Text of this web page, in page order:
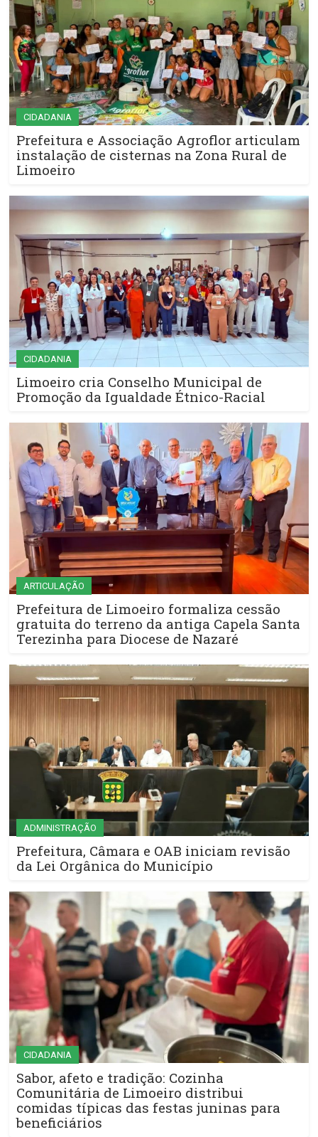
CIDADANIA
Prefeitura e Associação Agroflor articulam
instalação de cisternas na Zona Rural de
Limoeiro
CIDADANIA
Limoeiro cria Conselho Municipal de
Promoção da Igualdade Étnico-Racial
ARTICULAÇÃO
Prefeitura de Limoeiro formaliza cessão
gratuita do terreno da antiga Capela Santa
Terezinha para Diocese de Nazaré
ADMINISTRAÇÃO
Prefeitura, Câmara e OAB iniciam revisão
da Lei Orgânica do Município
CIDADANIA
Sabor, afeto e tradição: Cozinha
Comunitária de Limoeiro distribui
comidas típicas das festas juninas para
beneficiários